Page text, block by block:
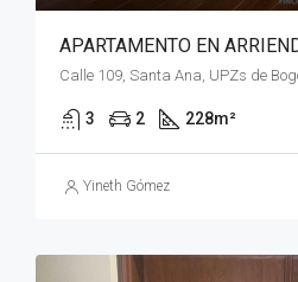
3 2 228m²
Yineth Gómez